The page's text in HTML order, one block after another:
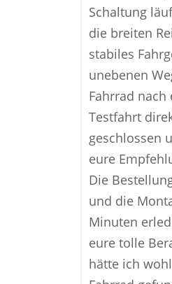
Schaltung
die breiten
stabiles
unebenen
Fahrrad nach
Testfahrt
geschlossen
eure
Die
und die
Minuten
eure tolle
hätte ich